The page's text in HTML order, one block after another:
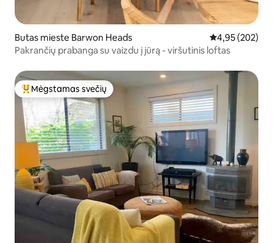
Butas mieste Barwon Heads Vidutinis
4,95 (202)
Pakrančių prabanga su vaizdu į jūrą - viršutinis loftas
Svečių mėgstamiausias
Mėgstamas svečių